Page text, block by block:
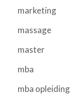
marketing
massage
master
mba
mba opleiding